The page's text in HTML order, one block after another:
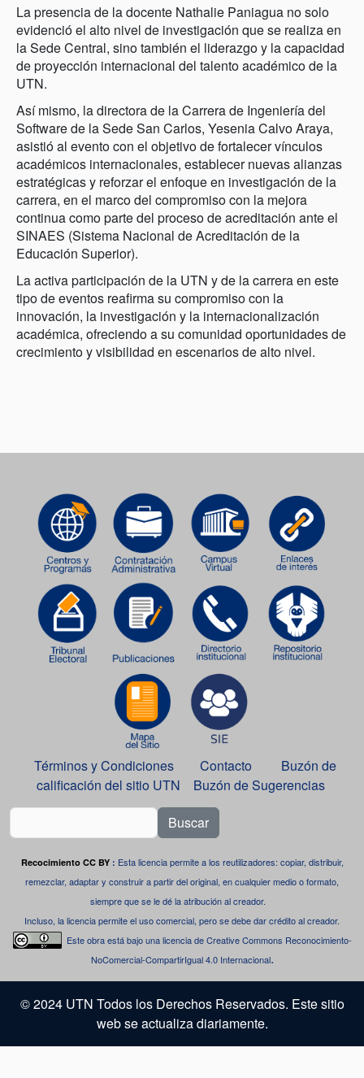
La presencia de la docente Nathalie Paniagua no solo
evidenció el alto nivel de investigación que se realiza en
la Sede Central, sino también el liderazgo y la capacidad
de proyección internacional del talento académico de la
UTN.
Así mismo, la directora de la Carrera de Ingeniería del
Software de la Sede San Carlos, Yesenia Calvo Araya,
asistió al evento con el objetivo de fortalecer vínculos
académicos internacionales, establecer nuevas alianzas
estratégicas y reforzar el enfoque en investigación de la
carrera, en el marco del compromiso con la mejora
continua como parte del proceso de acreditación ante el
SINAES (Sistema Nacional de Acreditación de la
Educación Superior).
La activa participación de la UTN y de la carrera en este
tipo de eventos reafirma su compromiso con la
innovación, la investigación y la internacionalización
académica, ofreciendo a su comunidad oportunidades de
crecimiento y visibilidad en escenarios de alto nivel.
Términos y Condiciones Contacto
Buzón de
calificación del sitio UTN
Buzón de Sugerencias
Buscar
Recocimiento CC BY : Esta licencia permite a los reutilizadores: copiar, distribuir,
remezclar, adaptar y construir a partir del original, en cualquier medio o formato,
siempre que se le dé la atribución al creador.
Incluso, la licencia permite el uso comercial, pero se debe dar crédito al creador.
Este obra está bajo unalicencia de Creative Commons Reconocimiento-
NoComercial-CompartirIgual 4.0 Internacional.
© 2024 UTN Todos los Derechos Reservados. Este sitio
web se actualiza diariamente.